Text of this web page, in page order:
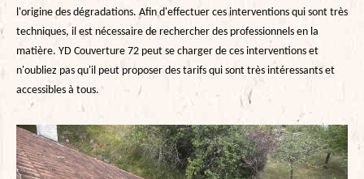
l'origine des dégradations. Afin d'effectuer ces interventions qui sont très
techniques, il est nécessaire de rechercher des professionnels en la
matière. YD Couverture 72 peut se charger de ces interventions et
n'oubliez pas qu'il peut proposer des tarifs qui sont très intéressants et
accessibles à tous.